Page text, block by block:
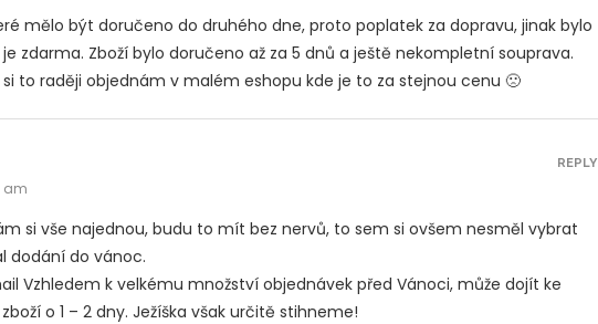
mělo být doručeno do druhého dne, proto poplatek za dopravu, jinak bylo
zdarma. Zboží bylo doručeno až za 5 dnů a ještě nekompletní souprava.
to raději objednám v malém eshopu kde je to za stejnou cenu 🙁
am
si vše najednou, budu to mít bez nervů, to sem si ovšem nesměl vybrat
dodání do vánoc.
Vzhledem k velkému množství objednávek před Vánoci, může dojít ke
o 1 – 2 dny. Ježíška však určitě stihneme!
REPLY